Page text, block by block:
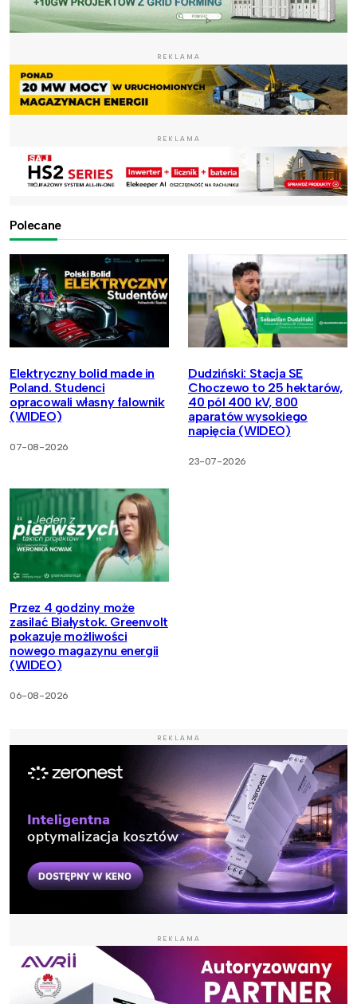
REKLAMA
REKLAMA
Polecane
Elektryczny bolid made in
Poland. Studenci
opracowali własny falownik
(WIDEO)
07-08-2026
Dudziński: Stacja SE
Choczewo to 25 hektarów,
40 pól 400 kV, 800
aparatów wysokiego
napięcia (WIDEO)
23-07-2026
Przez 4 godziny może
zasilać Białystok. Greenvolt
pokazuje możliwości
nowego magazynu energii
(WIDEO)
06-08-2026
REKLAMA
REKLAMA